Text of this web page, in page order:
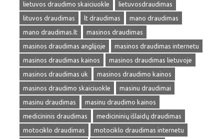
lietuvos draudimo skaiciuokle
lietuvosdraudimas
lituvos draudimas
lt draudimas
mano draudimas
mano draudimas.lt
masinos draudimas
masinos draudimas anglijoje
masinos draudimas internetu
masinos draudimas kainos
masinos draudimas lietuvoje
masinos draudimas uk
masinos draudimo kainos
masinos draudimo skaiciuokle
masinu draudimai
masinu draudimas
masinu draudimo kainos
medicininis draudimas
medicininių išlaidų draudimas
motociklo draudimas
motociklo draudimas internetu